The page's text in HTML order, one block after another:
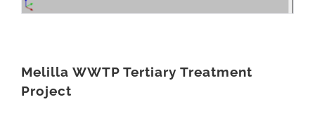
Melilla WWTP Tertiary Treatment
Project